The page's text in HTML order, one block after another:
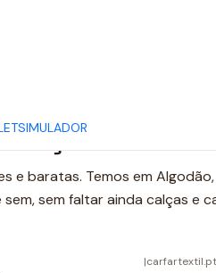
SIMULADOR
baratas. Temos em
sem faltar ainda calças e
|carfartextil.pt